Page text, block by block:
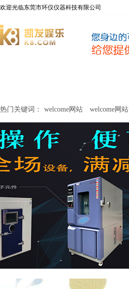
欢迎光临东莞市环仪仪器科技有限公司
关于环仪 联系环仪
热门关键词： welcome网站 welcome网站
网站 welcome网站